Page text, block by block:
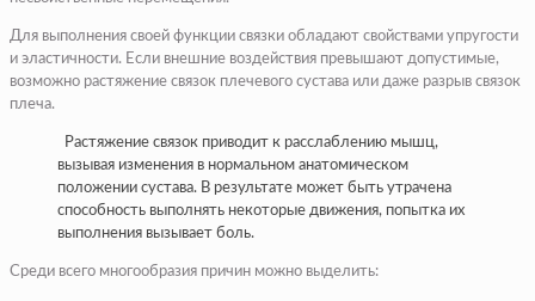
Для выполнения своей функции связки обладают свойствами упругости
и эластичности. Если внешние воздействия превышают допустимые,
возможно растяжение связок плечевого сустава или даже разрыв связок
плеча.
Растяжение связок приводит к расслаблению мышц,
вызывая изменения в нормальном анатомическом
положении сустава. В результате может быть утрачена
способность выполнять некоторые движения, попытка их
выполнения вызывает боль.
Среди всего многообразия причин можно выделить: